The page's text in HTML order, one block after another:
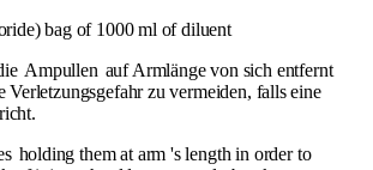
bag of 1000 ml of diluent
Ampullen auf Armlänge von sich entfernt
Verletzungsgefahr zu vermeiden, falls eine
holding them at arm 's length in order to